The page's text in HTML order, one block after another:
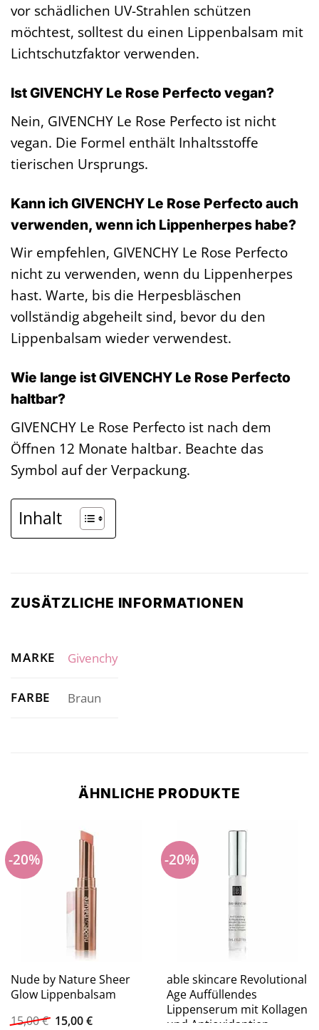
vor schädlichen UV-Strahlen schützen
möchtest, solltest du einen Lippenbalsam mit
Lichtschutzfaktor verwenden.
Ist GIVENCHY Le Rose Perfecto vegan?
Nein, GIVENCHY Le Rose Perfecto ist nicht
vegan. Die Formel enthält Inhaltsstoffe
tierischen Ursprungs.
Kann ich GIVENCHY Le Rose Perfecto auch
verwenden, wenn ich Lippenherpes habe?
Wir empfehlen, GIVENCHY Le Rose Perfecto
nicht zu verwenden, wenn du Lippenherpes
hast. Warte, bis die Herpesbläschen
vollständig abgeheilt sind, bevor du den
Lippenbalsam wieder verwendest.
Wie lange ist GIVENCHY Le Rose Perfecto
haltbar?
GIVENCHY Le Rose Perfecto ist nach dem
Öffnen 12 Monate haltbar. Beachte das
Symbol auf der Verpackung.
Inhalt
ZUSÄTZLICHE INFORMATIONEN
MARKE Givenchy
FARBE Braun
ÄHNLICHE PRODUKTE
-20%
Nude by Nature Sheer
Glow Lippenbalsam
15,00€ Ursprünglicher
15,00€Aktueller
-20%
able skincare Revolutional
Age Auffüllendes
Lippenserum mit Kollagen
und Antioxidantien